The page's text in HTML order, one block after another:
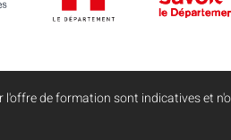
de formation sont indicatives et